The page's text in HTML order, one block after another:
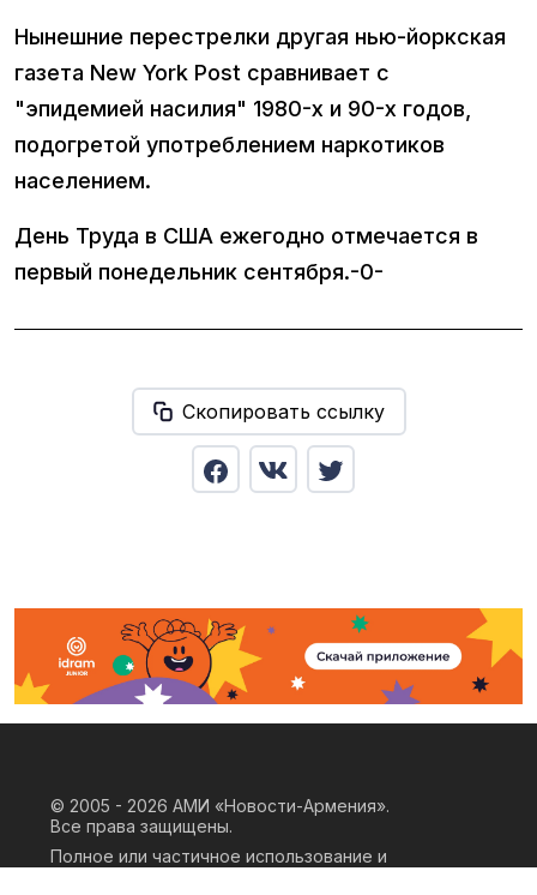
Нынешние перестрелки другая нью-йоркская
газета New York Post сравнивает с
"эпидемией насилия" 1980-х и 90-х годов,
подогретой употреблением наркотиков
населением.
День Труда в США ежегодно отмечается в
первый понедельник сентября.-0-
Скопировать ссылку
© 2005 - 2026 АМИ «Новости-Армения».
Все права защищены.
Полное или частичное использование и